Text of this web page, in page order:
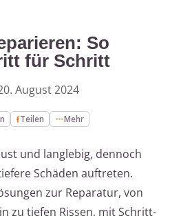
So
für Schritt
August 2024
Teilen Mehr
und langlebig, dennoch
Schäden auftreten.
zur Reparatur, von
zu tiefen Rissen, mit Schritt-